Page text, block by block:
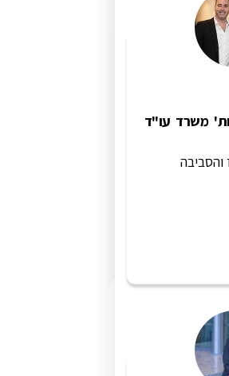
משרד עו"ד
והסביבה